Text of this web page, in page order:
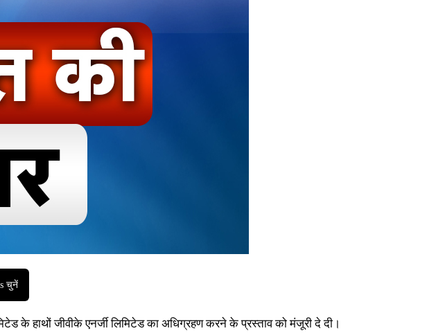
चुनें
के हाथों जीवीके एनर्जी लिमिटेड का अधिग्रहण करने के प्रस्ताव को मंजूरी दे दी।